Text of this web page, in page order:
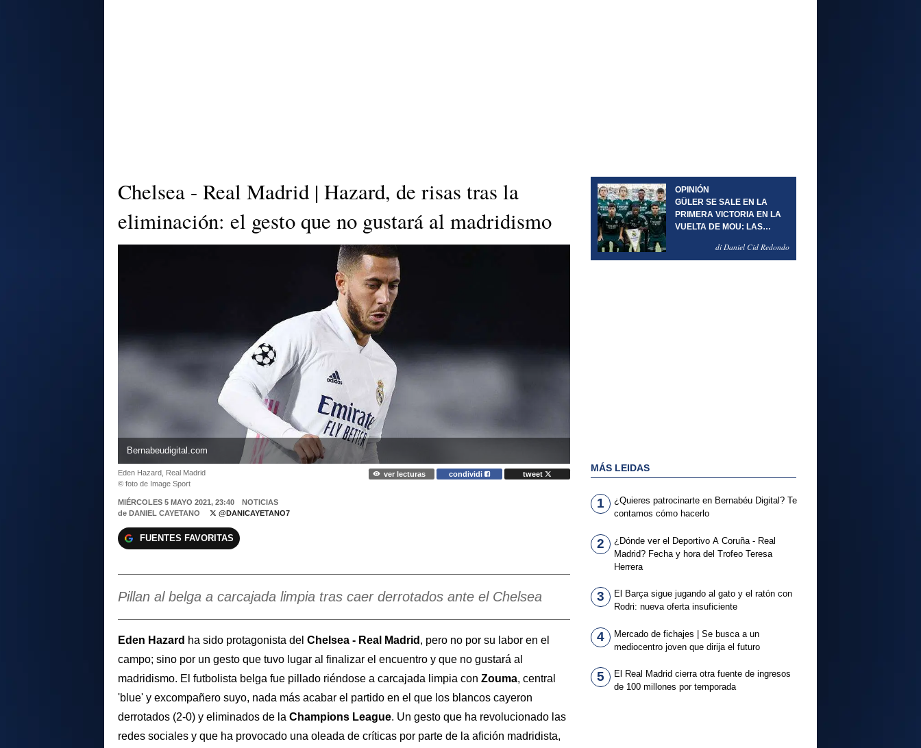
Chelsea - Real Madrid | Hazard, de risas tras la
eliminación: el gesto que no gustará al madridismo
Bernabeudigital.com
Eden Hazard, Real Madrid
© foto de Image Sport
ver lecturas condividi tweet
MIÉRCOLES 5 MAYO 2021, 23:40
NOTICIAS
de DANIEL CAYETANO @DANICAYETANO7
FUENTES FAVORITAS
Pillan al belga a carcajada limpia tras caer derrotados ante el Chelsea
Eden Hazard ha sido protagonista del Chelsea - Real Madrid , pero no por su labor en el
campo; sino por un gesto que tuvo lugar al finalizar el encuentro y que no gustará al
madridismo. El futbolista belga fue pillado riéndose a carcajada limpia con Zouma, central
'blue' y excompañero suyo, nada más acabar el partido en el que los blancos cayeron
derrotados (2-0) y eliminados de la Champions League. Un gesto que ha revolucionado las
redes sociales y que ha provocado una oleada de críticas por parte de la afición madridista,
OPINIÓN
GÜLER SE SALE EN LA
PRIMERA VICTORIA EN LA
VUELTA DE MOU: LAS
1-2 REAL MADRIDdi Daniel Cid Redondo
MÁS LEIDAS
1
¿Quieres patrocinarte en Bernabéu Digital? Te
contamos cómo hacerlo
2
¿Dónde ver el Deportivo A Coruña - Real
Madrid? Fecha y hora del Trofeo Teresa
Herrera
3
El Barça sigue jugando al gato y el ratón con
Rodri: nueva oferta insuficiente
4
Mercado de fichajes | Se busca a un
mediocentro joven que dirija el futuro
5
El Real Madrid cierra otra fuente de ingresos
de 100 millones por temporada